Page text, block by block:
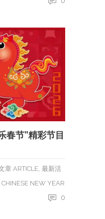
春节”精彩节目
章 ARTICLE, 最新活
NEW YEAR
0